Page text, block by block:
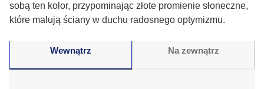
sobą ten kolor, przypominając złote promienie słoneczne,
które malują ściany w duchu radosnego optymizmu.
Wewnątrz Na zewnątrz